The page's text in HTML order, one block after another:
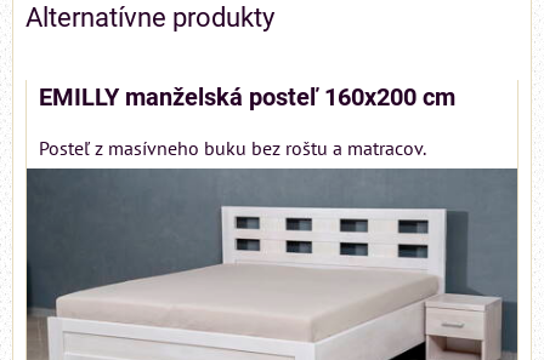
Alternatívne produkty
EMILLY manželská posteľ 160x200 cm
Posteľ z masívneho buku bez roštu a matracov.